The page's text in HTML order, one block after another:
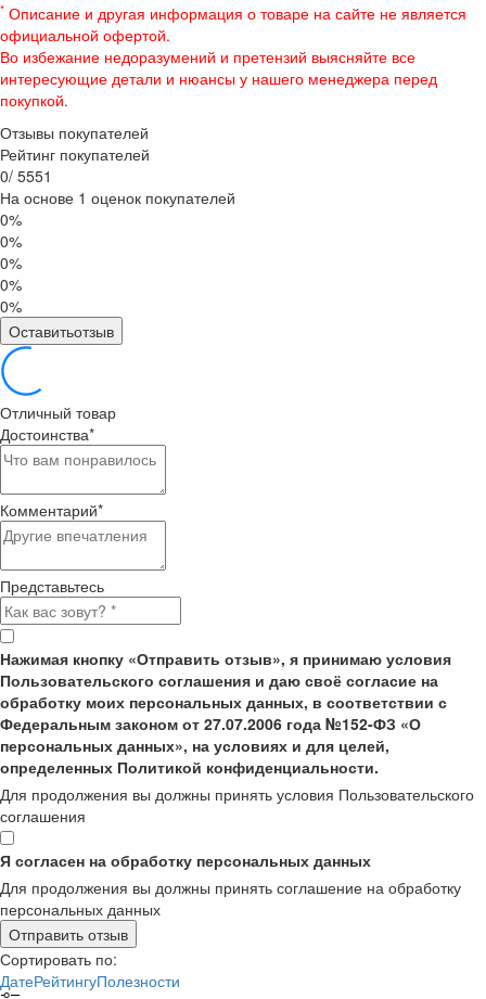
* Описание и другая информация о товаре на сайте не является
официальной офертой.
Во избежание недоразумений и претензий выясняйте все
интересующие детали и нюансы у нашего менеджера перед
покупкой.
Отзывы покупателей
Рейтинг покупателей
0/ 5551
На основе 1 оценок покупателей
0%
0%
0%
0%
0%
Оставитьотзыв
Отличный товар
Достоинства*
Комментарий*
Представьтесь
Нажимая кнопку «Отправить отзыв», я принимаю условия
Пользовательского соглашения и даю своё согласие на
обработку моих персональных данных, в соответствии с
Федеральным законом от 27.07.2006 года №152-ФЗ «О
персональных данных», на условиях и для целей,
определенных Политикой конфиденциальности.
Для продолжения вы должны принять условия Пользовательского
соглашения
Я согласен на обработку персональных данных
Для продолжения вы должны принять соглашение на обработку
персональных данных
Отправить отзыв
Сортировать по:
ДатеРейтингуПолезности